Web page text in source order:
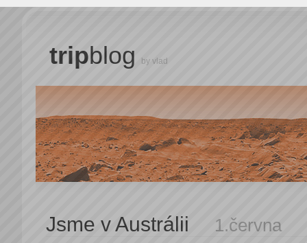
tripblog by vlad
Jsme v Austrálii 1.června